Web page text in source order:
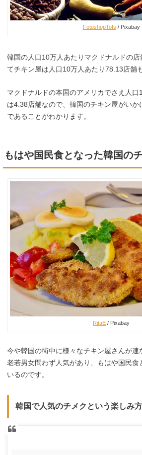
FotoshopTofs / Pixabay
韓国の人口10万人あたりマクドナルドの
てチキン屋は人口10万人あたり78.13店舗
マクドナルドの本国のアメリカでさえ人口
は4.38店舗なので、韓国のチキン屋がいか
であることがわかります。
もはや国民食となった韓国の
RitaE / Pixabay
今や韓国の街中に様々なチキン屋さんが連
老若男女問わず人気があり、もはや国民食
いるのです。
韓国で人気のチメクという楽しみ方